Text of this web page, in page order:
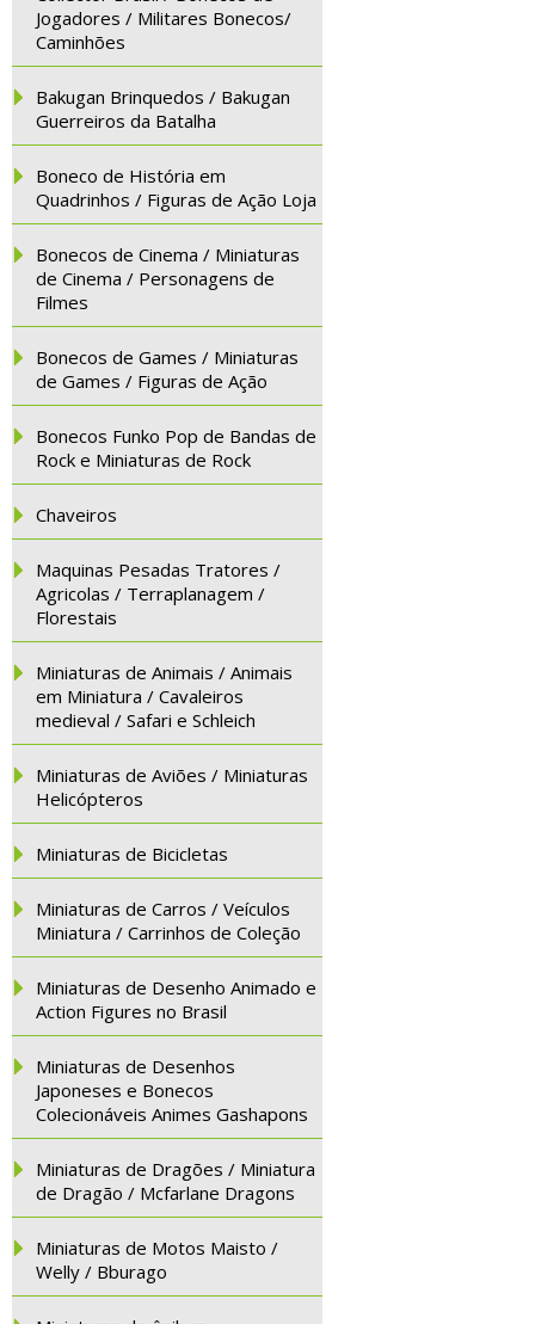
Jogadores / Militares Bonecos/
Caminhões
Bakugan Brinquedos / Bakugan
Guerreiros da Batalha
Boneco de História em
Quadrinhos / Figuras de Ação Loja
Bonecos de Cinema / Miniaturas
de Cinema / Personagens de
Filmes
Bonecos de Games / Miniaturas
de Games / Figuras de Ação
Bonecos Funko Pop de Bandas de
Rock e Miniaturas de Rock
Chaveiros
Maquinas Pesadas Tratores /
Agricolas / Terraplanagem /
Florestais
Miniaturas de Animais / Animais
em Miniatura / Cavaleiros
medieval / Safari e Schleich
Miniaturas de Aviões / Miniaturas
Helicópteros
Miniaturas de Bicicletas
Miniaturas de Carros / Veículos
Miniatura / Carrinhos de Coleção
Miniaturas de Desenho Animado e
Action Figures no Brasil
Miniaturas de Desenhos
Japoneses e Bonecos
Colecionáveis Animes Gashapons
Miniaturas de Dragões / Miniatura
de Dragão / Mcfarlane Dragons
Miniaturas de Motos Maisto /
Welly / Bburago